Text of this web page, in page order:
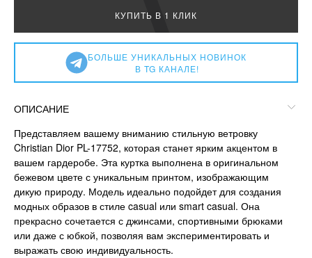
КУПИТЬ В 1 КЛИК
БОЛЬШЕ УНИКАЛЬНЫХ НОВИНОК
В TG КАНАЛЕ!
ОПИСАНИЕ
Представляем вашему вниманию стильную ветровку
Christian Dior PL-17752, которая станет ярким акцентом в
вашем гардеробе. Эта куртка выполнена в оригинальном
бежевом цвете с уникальным принтом, изображающим
дикую природу. Модель идеально подойдет для создания
модных образов в стиле casual или smart casual. Она
прекрасно сочетается с джинсами, спортивными брюками
или даже с юбкой, позволяя вам экспериментировать и
выражать свою индивидуальность.